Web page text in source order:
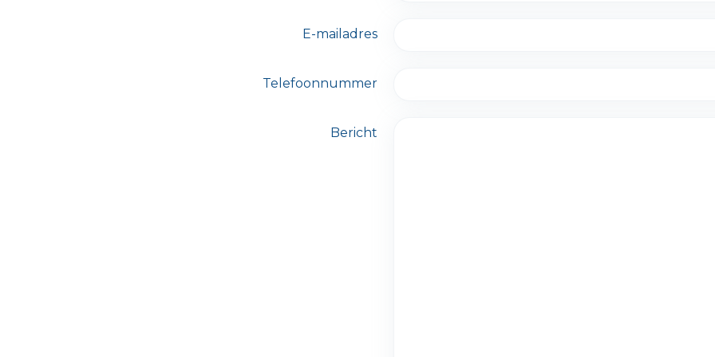
E-mailadres
Telefoonnummer
Bericht